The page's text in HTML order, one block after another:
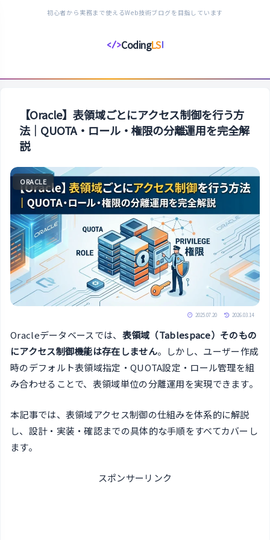
初心者から実務まで使えるWeb技術ブログを目指しています
</>CodingLS
コ
デ
ン
グ
ス
タ
イ
ル
【Oracle】表領域ごとにアクセス制御を行う方
法｜QUOTA・ロール・権限の分離運用を完全解
説
ORACLE
2025.07.20 2026.03.14
Oracleデータベースでは、 表領域（Tablespace）そのもの
にアクセス制御機能は存在しません。しかし、ユーザー作成
時のデフォルト表領域指定・QUOTA設定・ロール管理を組
み合わせることで、表領域単位の分離運用を実現できます。
本記事では、表領域アクセス制御の仕組みを体系的に解説
し、設計・実装・確認までの具体的な手順をすべてカバーし
ます。
スポンサーリンク